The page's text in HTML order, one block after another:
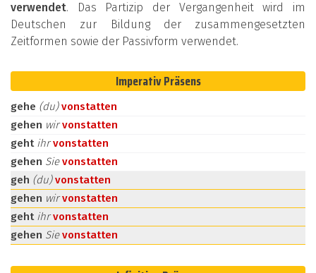
verwendet. Das Partizip der Vergangenheit wird im
Deutschen zur Bildung der zusammengesetzten
Zeitformen sowie der Passivform verwendet.
Imperativ Präsens
gehe (du)vonstatten
gehen wirvonstatten
geht ihrvonstatten
gehen Sievonstatten
geh (du)vonstatten
gehen wirvonstatten
geht ihrvonstatten
gehen Sievonstatten